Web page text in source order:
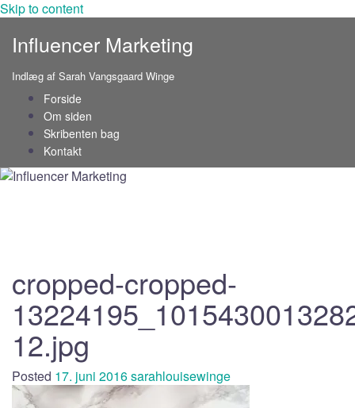
Skip to content
Influencer Marketing
Indlæg af Sarah Vangsgaard Winge
Forside
Om siden
Skribenten bag
Kontakt
cropped-cropped-
12.jpg
Posted 17. juni 2016sarahlouisewinge